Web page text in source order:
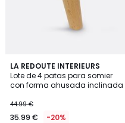
LA REDOUTE INTERIEURS
Lote de 4 patas para somier
con forma ahusada inclinada
44.99 €
35.99 € -20%
3,6
/ 5